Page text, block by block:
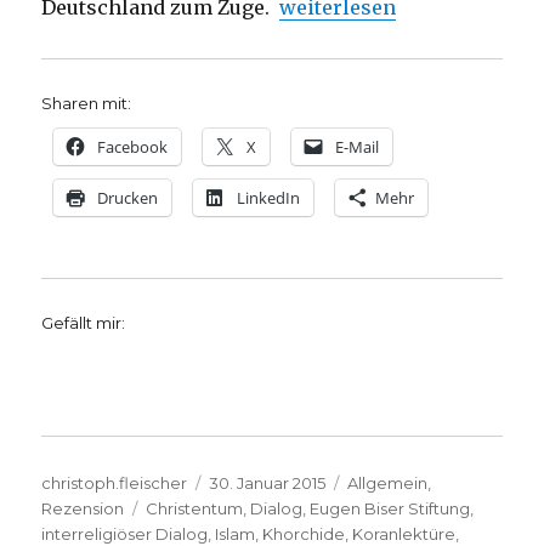
Deutschland zum Zuge.„Verständigung geht über
weiterlesen
Sharen mit:
Facebook X E-Mail
Drucken LinkedIn Mehr
Gefällt mir:
Autor
christoph.fleischer
Veröffentlicht
am
30. Januar 2015 Kategorien
Allgemein,
Rezension
Schlagwörter
Christentum, Dialog, Eugen Biser Stiftung,
interreligiöser Dialog, Islam, Khorchide, Koranlektüre,